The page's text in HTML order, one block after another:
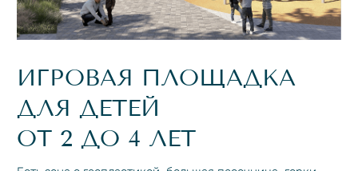
ЛОКАЦИЯ И ПЛАН
АРХИТЕКТУРА
ПЛАНИРОВКИ И ОТДЕЛКА